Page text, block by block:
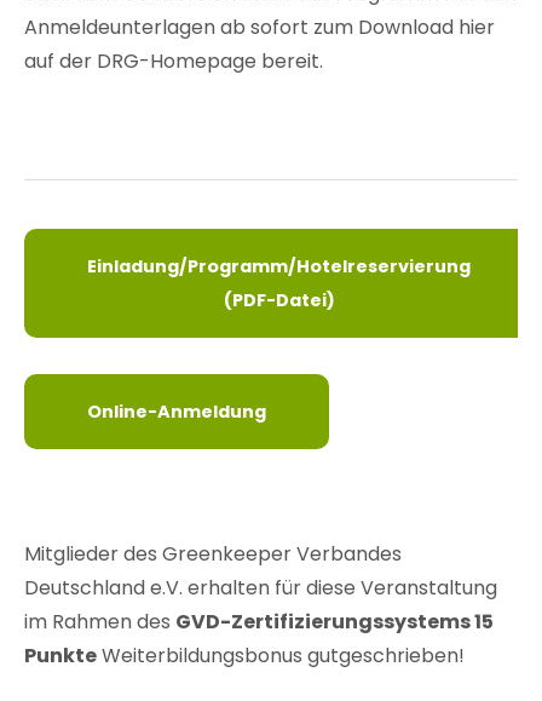
Anmeldeunterlagen ab sofort zum Download hier
auf der DRG-Homepage bereit.
Einladung/Programm/Hotelreservierung
(PDF-Datei)
Online-Anmeldung
Mitglieder des Greenkeeper Verbandes
Deutschland e.V. erhalten für diese Veranstaltung
im Rahmen des GVD-Zertifizierungssystems 15
PunkteWeiterbildungsbonus gutgeschrieben!